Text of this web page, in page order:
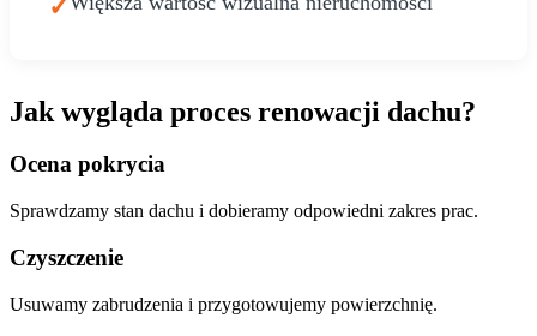
✓
Jak wygląda proces renowacji dachu?
Ocena pokrycia
Sprawdzamy stan dachu i dobieramy odpowiedni zakres prac.
Czyszczenie
Usuwamy zabrudzenia i przygotowujemy powierzchnię.